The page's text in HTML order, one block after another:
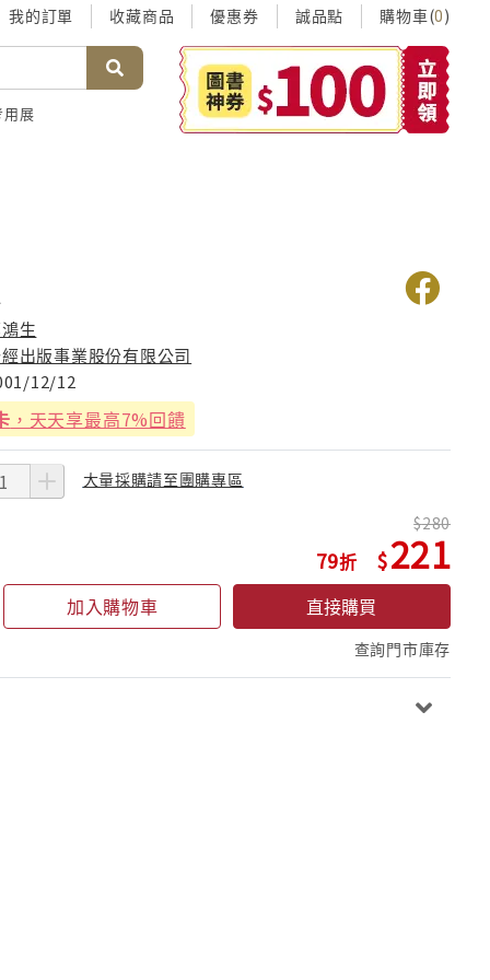
我的訂單 收藏商品 優惠券 誠品點 購物車(0)
用展
生
出版事業股份有限公司
12/12
，天天享最高7%回饋
大量採購請至團購專區
79
280
221
加入購物車 直接購買
查詢門市庫存